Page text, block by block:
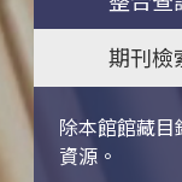
期刊檢
除本館館藏
資源。
關鍵字搜尋